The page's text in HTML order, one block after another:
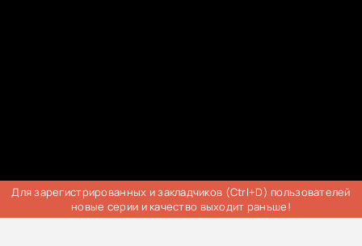
Для зарегистрированных и закладчиков (Ctrl+D) пользователей
новые серии и качество выходит раньше!